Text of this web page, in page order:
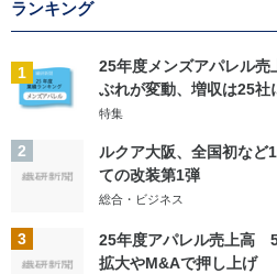
ランキング
1
25年度メンズアパレル
ぶれが変動、増収は25社
特集
2
ルクア大阪、全国初な
ての改装第1弾
総合・ビジネス
3
25年度アパレル売上高
拡大やM&Aで押し上げ